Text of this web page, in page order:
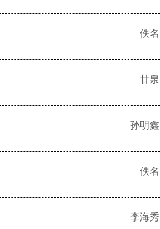
佚名
甘泉
孙明鑫
佚名
李海秀